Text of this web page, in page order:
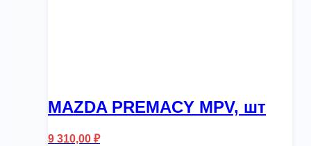
MAZDA PREMACY MPV, шт
9 310,00 ₽